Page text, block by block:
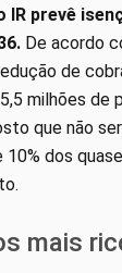
prevê
De acordo
de
milhões de
que não
dos
mais